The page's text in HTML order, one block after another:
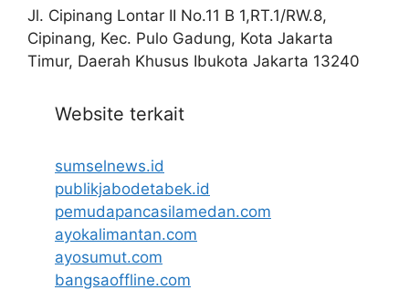
Jl. Cipinang Lontar II No.11 B 1,RT.1/RW.8,
Cipinang, Kec. Pulo Gadung, Kota Jakarta
Timur, Daerah Khusus Ibukota Jakarta 13240
Website terkait
sumselnews.id
publikjabodetabek.id
pemudapancasilamedan.com
ayokalimantan.com
ayosumut.com
bangsaoffline.com